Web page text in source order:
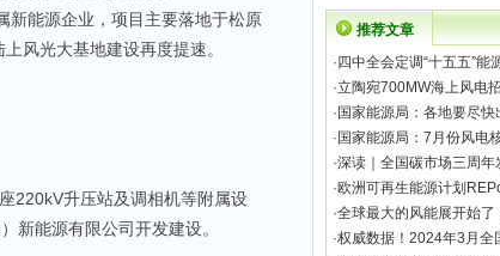
新能源企业，项目主要落地于松原
风光大基地建设再度提速。
220kV升压站及调相机等附属设
新能源有限公司开发建设。
推荐文章
· 四中全会定调“十五五”能
·立陶宛700MW海上风电
· 国家能源局：各地要尽快
· 国家能源局：7月份风电
·深读｜全国碳市场三周年
·欧洲可再生能源计划
·全球最大的风能展开始了
·权威数据！2024年3月全